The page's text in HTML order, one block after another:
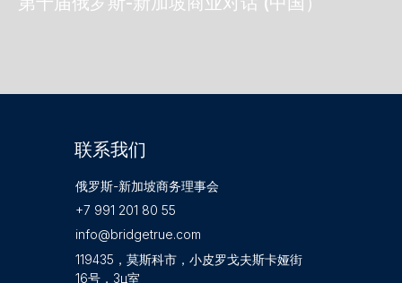
联系我们
+7 991 201 80 55
info@bridgetrue.com
俄罗斯-新加坡商务理事会
119435，莫斯科市，小皮罗戈夫斯卡娅街
16号，3ц室